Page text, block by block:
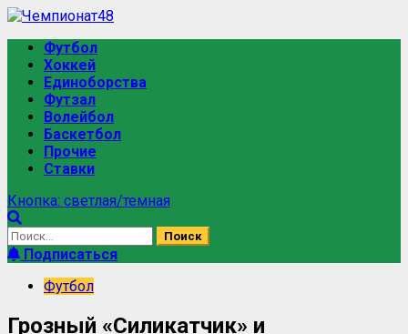
Футбол
Хоккей
Единоборства
Футзал
Волейбол
Баскетбол
Прочие
Ставки
Кнопка: светлая/темная
Подписаться
Футбол
Грозный «Силикатчик» и